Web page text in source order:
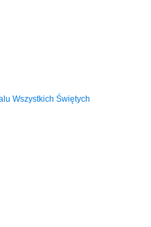
Wszystkich Świętych